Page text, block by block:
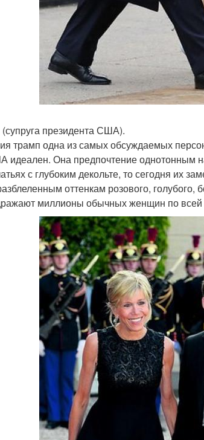
президента США).
трамп одна из самых обсуждаемых
идеален. Она предпочтение однотонным
с глубоким декольте, то сегодня их
оттенкам розового, голубого,
миллионы обычных женщин по всей